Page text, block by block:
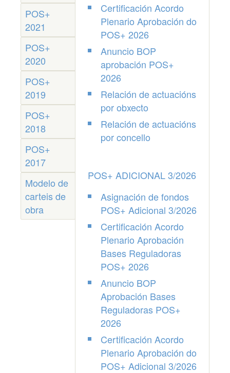
POS+
2021
POS+
2020
POS+
2019
POS+
2018
POS+
2017
Modelo de
carteis de
obra
Certificación Acordo
Plenario Aprobación do
POS+ 2026
Anuncio BOP
aprobación POS+
2026
Relación de actuacións
por obxecto
Relación de actuacións
por concello
POS+ ADICIONAL 3/2026
Asignación de fondos
POS+ Adicional 3/2026
Certificación Acordo
Plenario Aprobación
Bases Reguladoras
POS+ 2026
Anuncio BOP
Aprobación Bases
Reguladoras POS+
2026
Certificación Acordo
Plenario Aprobación do
POS+ Adicional 3/2026